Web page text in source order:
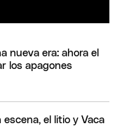
nueva era: ahora el
los apagones
el litio y Vaca